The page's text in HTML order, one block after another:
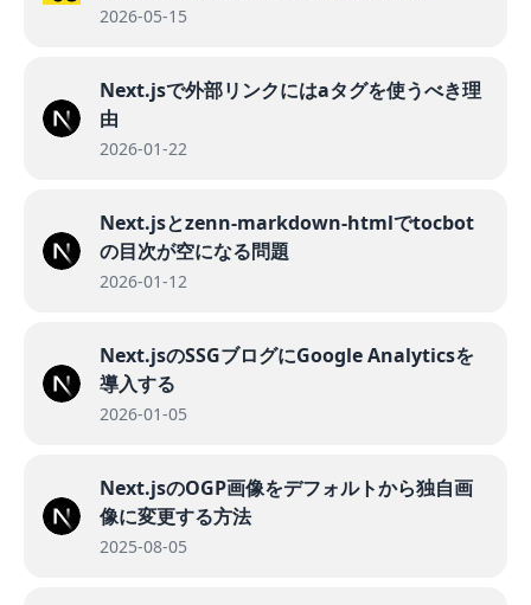
2026-05-15
Next.jsで外部リンクにはaタグを使うべき理
由
2026-01-22
Next.jsとzenn-markdown-htmlでtocbot
の目次が空になる問題
2026-01-12
Next.jsのSSGブログにGoogle Analyticsを
導入する
2026-01-05
Next.jsのOGP画像をデフォルトから独自画
像に変更する方法
2025-08-05